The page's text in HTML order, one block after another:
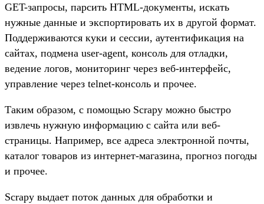
GET-запросы, парсить HTML-документы, искать
нужные данные и экспортировать их в другой формат.
Поддерживаются куки и сессии, аутентификация на
сайтах, подмена user-agent, консоль для отладки,
ведение логов, мониторинг через веб-интерфейс,
управление через telnet-консоль и прочее.
Таким образом, с помощью Scrapy можно быстро
извлечь нужную информацию с сайта или веб-
страницы. Например, все адреса электронной почты,
каталог товаров из интернет-магазина, прогноз погоды
и прочее.
Scrapy выдает поток данных для обработки и